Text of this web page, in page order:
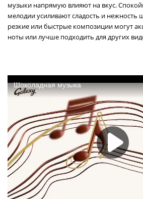
музыки напрямую влияют на вкус.
мелодии усиливают сладость и нежность
резкие или быстрые композиции могут
ноты или лучше подходить для других